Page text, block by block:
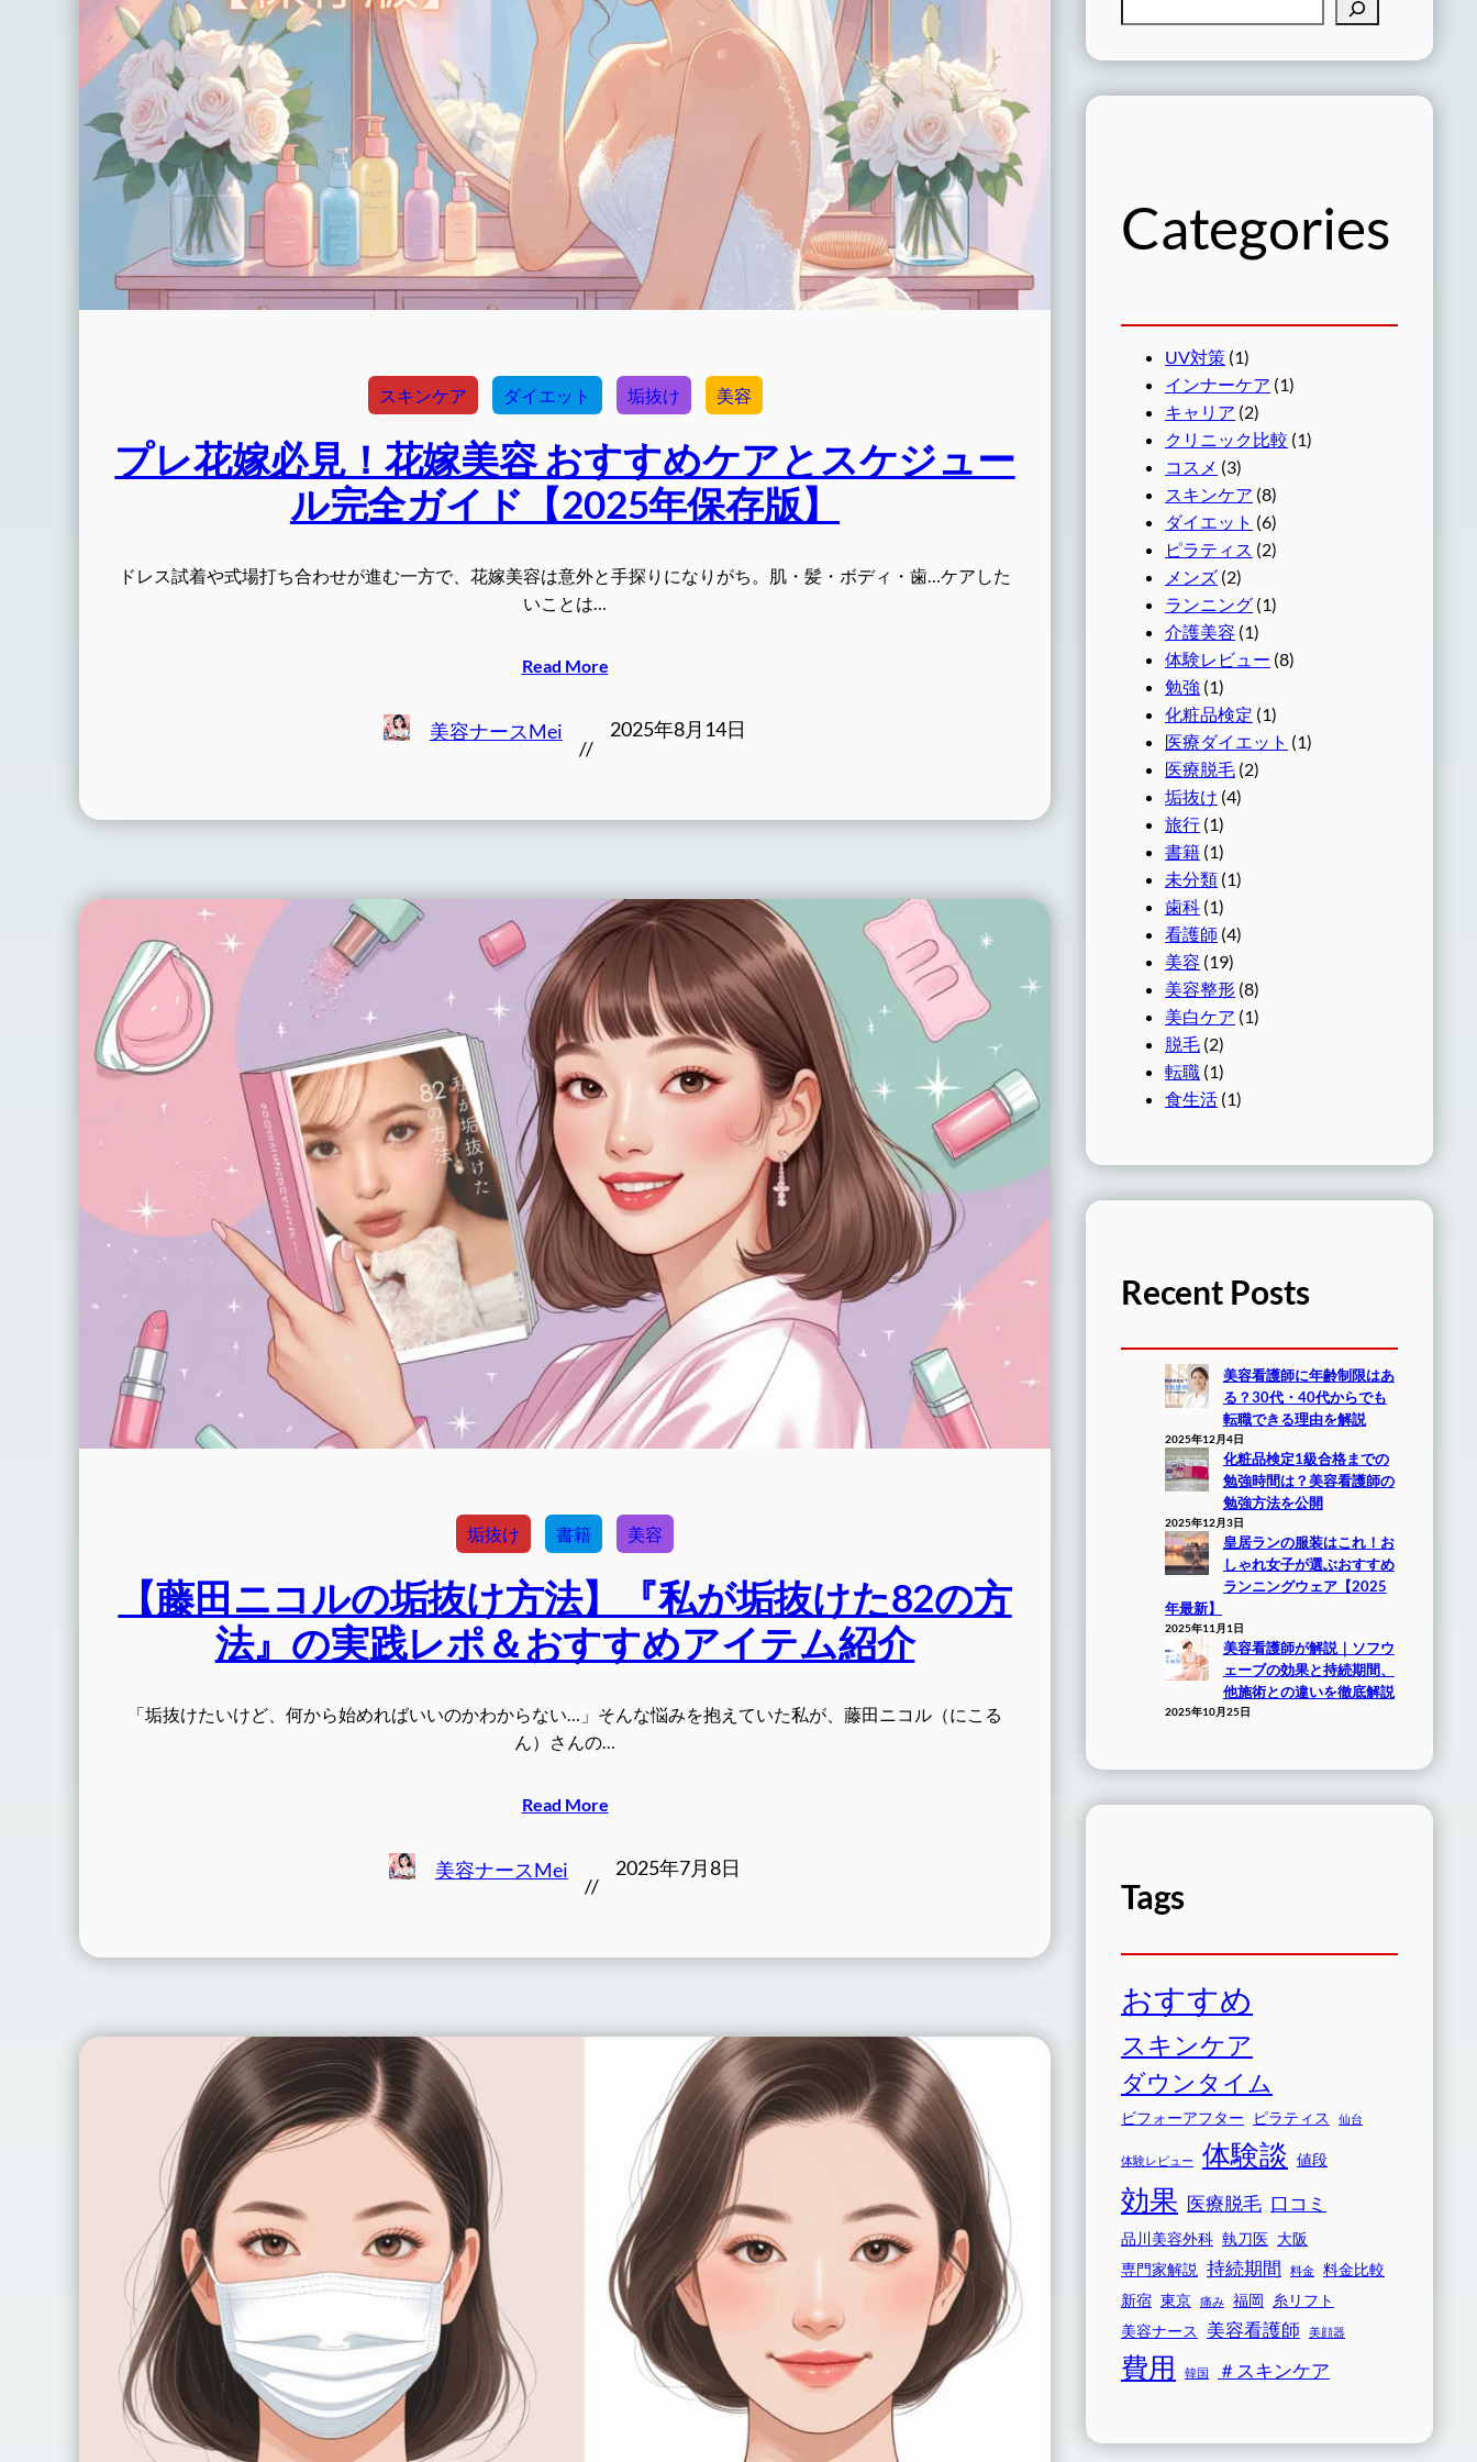
スキンケア ダイエット 垢抜け 美容
プレ花嫁必見！花嫁美容 おすすめケアとスケジュー
ル完全ガイド【2025年保存版】
ドレス試着や式場打ち合わせが進む一方で、花嫁美容は意外と手探りになりがち。肌・髪・ボディ・歯…ケアした
いことは…
Read More
美容ナースMei
//
2025年8月14日
垢抜け 書籍 美容
【藤田ニコルの垢抜け方法】『私が垢抜けた82の方
法』の実践レポ＆おすすめアイテム紹介
「垢抜けたいけど、何から始めればいいのかわからない…」そんな悩みを抱えていた私が、藤田ニコル（にこる
ん）さんの…
Read More
美容ナースMei
//
2025年7月8日
Categories
UV対策 (1)
インナーケア (1)
キャリア (2)
クリニック比較 (1)
コスメ (3)
スキンケア (8)
ダイエット (6)
ピラティス (2)
メンズ (2)
ランニング (1)
介護美容 (1)
体験レビュー (8)
勉強 (1)
化粧品検定 (1)
医療ダイエット (1)
医療脱毛 (2)
垢抜け (4)
旅行 (1)
書籍 (1)
未分類 (1)
歯科 (1)
看護師 (4)
美容 (19)
美容整形 (8)
美白ケア (1)
脱毛 (2)
転職 (1)
食生活 (1)
Recent Posts
美容看護師に年齢制限はあ
る？30代・40代からでも
転職できる理由を解説
2025年12月4日
化粧品検定1級合格までの
勉強時間は？美容看護師の
勉強方法を公開
2025年12月3日
皇居ランの服装はこれ！お
しゃれ女子が選ぶおすすめ
ランニングウェア【2025
年最新】
2025年11月1日
美容看護師が解説｜ソフウ
ェーブの効果と持続期間、
他施術との違いを徹底解説
2025年10月25日
Tags
おすすめ
スキンケア
ダウンタイム
ビフォーアフター ピラティス 仙台
体験レビュー 体験談 値段
効果 医療脱毛 口コミ
品川美容外科 執刀医 大阪
専門家解説 持続期間 料金
料金比較
新宿 東京 痛み 福岡 糸リフト
美容ナース
美容看護師 美顔器
費用 韓国 ＃スキンケア